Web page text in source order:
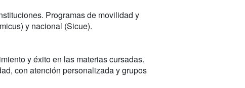
Programas de movilidad y
y nacional (Sicue).
y éxito en las materias cursadas.
con atención personalizada y grupos